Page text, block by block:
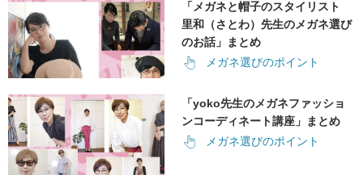
「メガネと帽子のスタイリスト
里和（さとわ）先生のメガネ選び
のお話」まとめ
メガネ選びのポイント
「yoko先生のメガネファッショ
ンコーディネート講座」まとめ
メガネ選びのポイント